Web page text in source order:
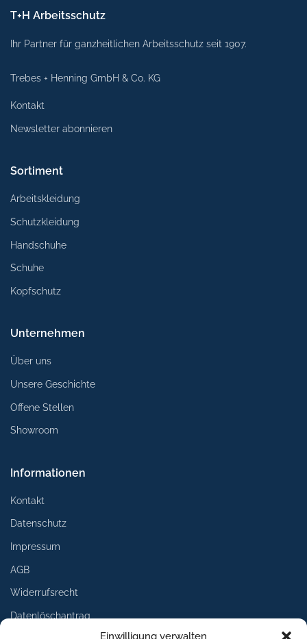
Einwilligung verwalten
T+H Arbeitsschutz
Ihr Partner für ganzheitlichen Arbeitsschutz seit 1907.
Trebes + Henning GmbH & Co. KG
Kontakt
Newsletter abonnieren
Sortiment
Arbeitskleidung
Schutzkleidung
Handschuhe
Schuhe
Kopfschutz
Unternehmen
Über uns
Unsere Geschichte
Offene Stellen
Showroom
Informationen
Kontakt
Datenschutz
Impressum
AGB
Widerrufsrecht
Datenlöschantrag